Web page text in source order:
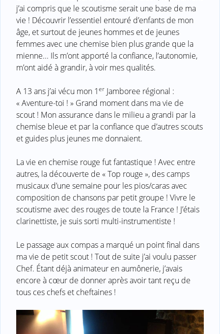
j’ai compris que le scoutisme serait une base de ma
vie ! Découvrir l’essentiel entouré d’enfants de mon
âge, et surtout de jeunes hommes et de jeunes
femmes avec une chemise bien plus grande que la
mienne... Ils m’ont apporté la confiance, l’autonomie,
m’ont aidé à grandir, à voir mes qualités.
A 13 ans j’ai vécu mon 1er Jamboree régional :
« Aventure-toi ! » Grand moment dans ma vie de
scout ! Mon assurance dans le milieu a grandi par la
chemise bleue et par la confiance que d’autres scouts
et guides plus jeunes me donnaient.
La vie en chemise rouge fut fantastique ! Avec entre
autres, la découverte de « Top rouge », des camps
musicaux d’une semaine pour les pios/caras avec
composition de chansons par petit groupe ! Vivre le
scoutisme avec des rouges de toute la France ! J’étais
clarinettiste, je suis sorti multi-instrumentiste !
Le passage aux compas a marqué un point final dans
ma vie de petit scout ! Tout de suite j’ai voulu passer
Chef. Étant déjà animateur en aumônerie, j’avais
encore à cœur de donner après avoir tant reçu de
tous ces chefs et cheftaines !